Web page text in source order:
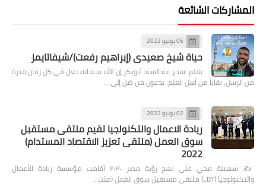
المشاركات الشائعة
06 يونيو 2022
حياة شيخ صعيدى (إبراهيم رفعت)/شيفاتايمز
بقلم :سحر عبدالسيد أبوبكر إن الله سبحانه جعل في كل زمان فترة
من الرسل، بقايا من أهل العلم، يدعون من ضل إلى …
02 يونيو 2022
ريادة الاعمال والتكنولجيا تقيم ملتقى مستقبل
سوق العمل (ملتقى تعزيز الاقتصاد المستدام)
2022
✍️ سهيلة محي على نهج رؤية مصر ٢٠٣٠ أقامت مؤسسة ريادة الأعمال
والتكنولوجيا (LBT) ملتقى مستقبل سوق العمل (ملت…